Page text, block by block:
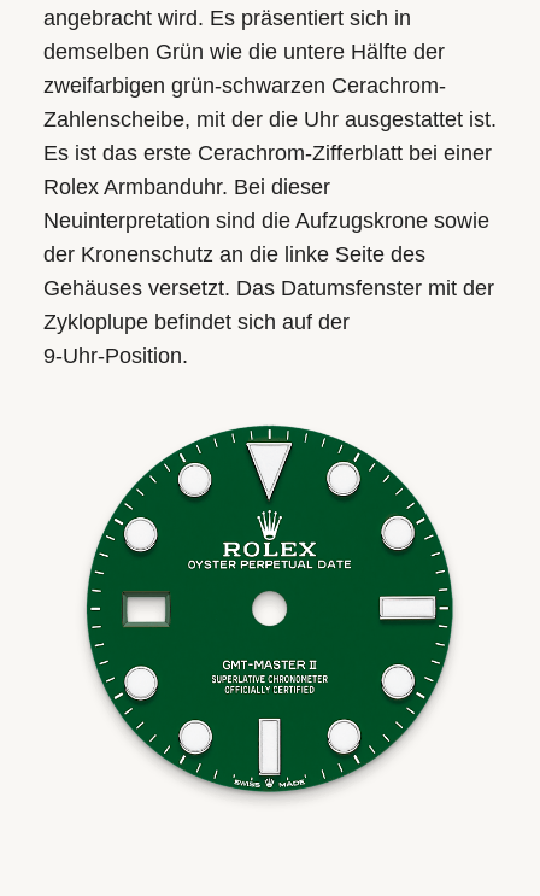
angebracht wird. Es präsentiert sich in
demselben Grün wie die untere Hälfte der
zweifarbigen grün-schwarzen Cerachrom-
Zahlenscheibe, mit der die Uhr ausgestattet ist.
Es ist das erste Cerachrom-Zifferblatt bei einer
Rolex Armbanduhr. Bei dieser
Neuinterpretation sind die Aufzugskrone sowie
der Kronenschutz an die linke Seite des
Gehäuses versetzt. Das Datumsfenster mit der
Zykloplupe befindet sich auf der
9‑Uhr‑Position.